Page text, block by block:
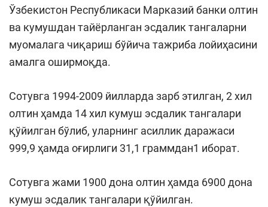
Ўзбекистон Республикаси Марказий банки олтин
ва кумушдан тайёрланган эсдалик тангаларни
муомалага чиқариш бўйича тажриба лойиҳасини
амалга оширмоқда.
Сотувга 1994-2009 йилларда зарб этилган, 2 хил
олтин ҳамда 14 хил кумуш эсдалик тангалари
қўйилган бўлиб, уларнинг асиллик даражаси
999,9 ҳамда оғирлиги 31,1 граммдан1 иборат.
Сотувга жами 1900 дона олтин ҳамда 6900 дона
кумуш эсдалик тангалари қўйилган.